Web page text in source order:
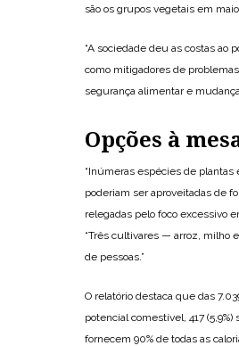
são os grupos vegetais em
“A sociedade deu as costas ao
como mitigadores de
segurança alimentar e
Opções à
“Inúmeras espécies de
poderiam ser aproveitadas de
relegadas pelo foco excessivo
“Três cultivares — arroz, milho
de pessoas.”
O relatório destaca que das
potencial comestível, 417
fornecem 90% de todas as